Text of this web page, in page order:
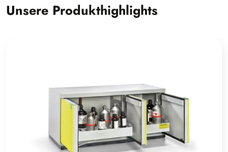
Unsere Produkthighlights